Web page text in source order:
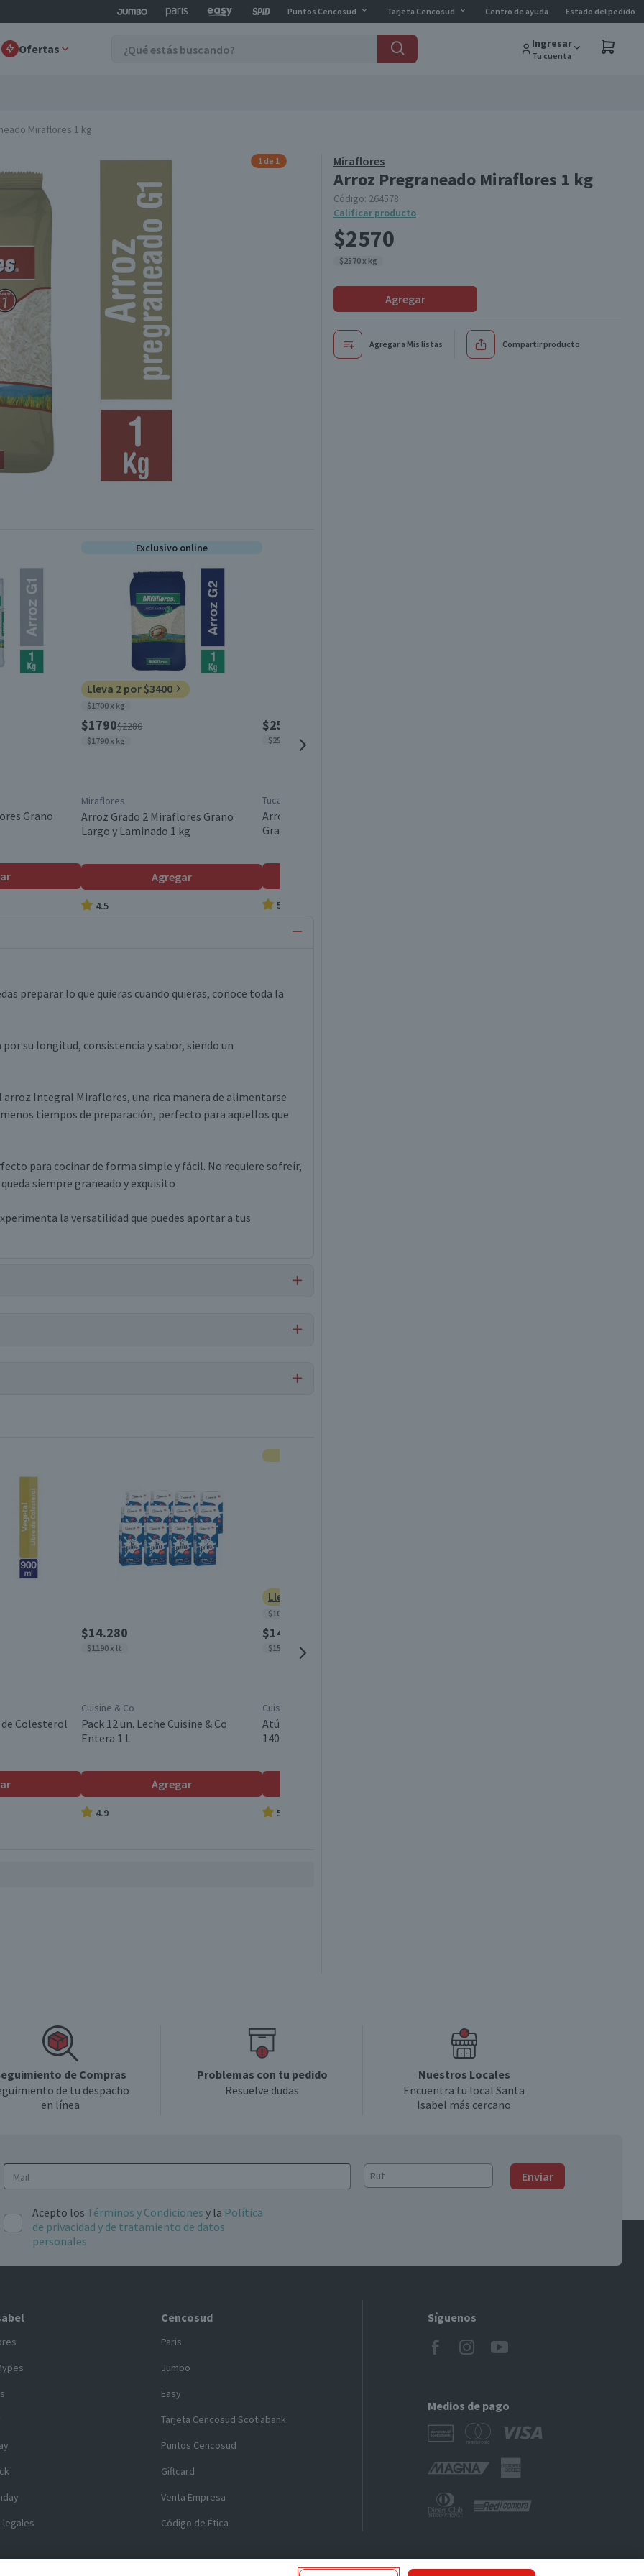
Puntos Cencosud Tarjeta Cencosud Centro de ayuda Estado del pedido
Ofertas Ingresar
Tu cuenta
Miraflores 1 kg
Miraflores
Arroz Pregraneado Miraflores 1 kg
Código: 264578
Calificar producto
$2570
$2570 x kg
Agregar
Agregar a Mis listas Compartir producto
1 de 1
Grano
Exclusivo online
Lleva 2 por $3400
$1700 x kg
$1790$2280
$1790 x kg
Miraflores
Arroz Grado 2 Miraflores Grano
Largo y Laminado 1 kg
Agregar
4.5
$2530
$2530 x kg
Tucapel
Arroz Grado 1 Tucapel Pregraneado
Grano Largo 1 kg
5.0
preparar lo que quieras cuando quieras, conoce toda la
su longitud, consistencia y sabor, siendo un
Integral Miraflores, una rica manera de alimentarse
tiempos de preparación, perfecto para aquellos que
para cocinar de forma simple y fácil. No requiere sofreír,
siempre graneado y exquisito
la versatilidad que puedes aportar a tus
38,9
0,3
Conservar en un lugar fresco y seco
Bolsa
Paraguay
Colesterol
$14.280
$1190 x lt
Cuisine & Co
Pack 12 un. Leche Cuisine & Co
Entera 1 L
Agregar
4.9
Lleva 3 por $2990
$10.956 x kg
$1420
$15.604 x kg
Cuisine & Co
Atún Lomitos en Agua 91 g drenado,
140 g neto
5.0
de Compras
de tu despacho
en línea
Problemas con tu pedido
Resuelve dudas
Nuestros Locales
Encuentra tu local Santa
Isabel más cercano
Enviar
Acepto los Términos y Condiciones y la Política
de privacidad y de tratamiento de datos
personales
legales
Cencosud
Paris
Jumbo
Easy
Tarjeta Cencosud Scotiabank
Puntos Cencosud
Giftcard
Venta Empresa
Código de Ética
Síguenos
Medios de pago